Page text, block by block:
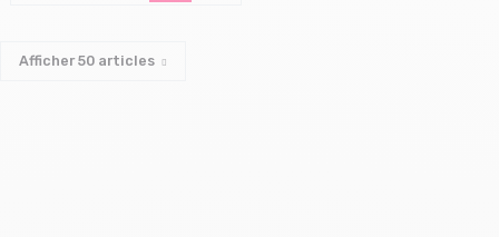
T.U
Afficher50 articles